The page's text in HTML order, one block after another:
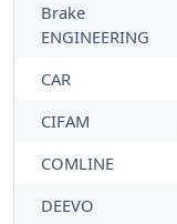
Brake
ENGINEERING
CAR
CIFAM
COMLINE
DEEVO